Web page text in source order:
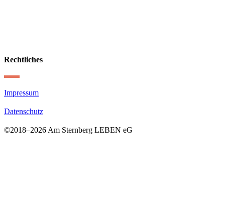
Rechtliches
Impressum
Datenschutz
©2018–2026 Am Sternberg LEBEN eG